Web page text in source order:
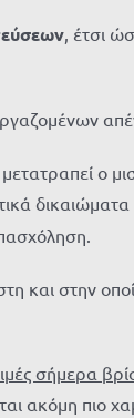
, έτσι
ο
δικαιώματα
και στην
σήμερα
ακόμη πιο